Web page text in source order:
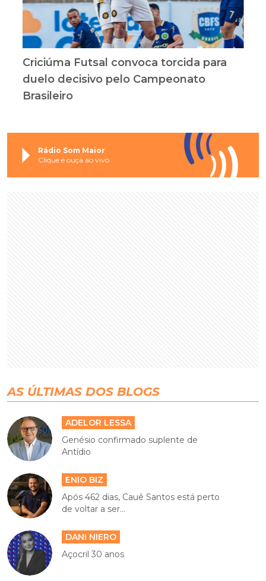
Criciúma Futsal convoca torcida para
duelo decisivo pelo Campeonato
Brasileiro
Rádio Som Maior
Clique e ouça ao vivo
AS ÚLTIMAS DOS BLOGS
ADELOR LESSA
Genésio confirmado suplente de
Antídio
ENIO BIZ
Após 462 dias, Cauê Santos está perto
de voltar a ser...
DANI NIERO
Açocril 30 anos